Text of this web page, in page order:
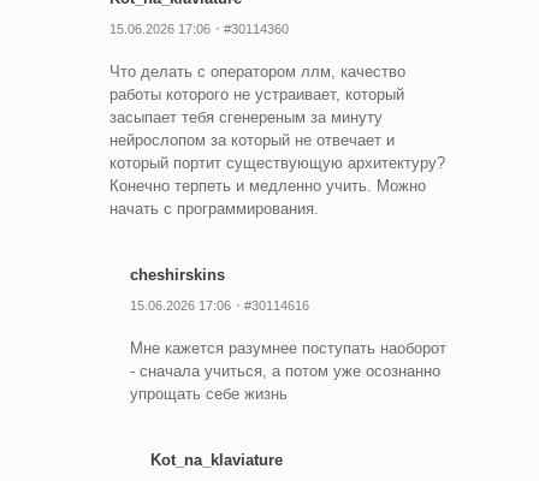
15.06.2026 17:06 #30114360
Что делать с оператором ллм, качество
работы которого не устраивает, который
засыпает тебя сгенереным за минуту
нейрослопом за который не отвечает и
который портит существующую архитектуру?
Конечно терпеть и медленно учить. Можно
начать с программирования.
cheshirskins
15.06.2026 17:06 #30114616
Мне кажется разумнее поступать наоборот
- сначала учиться, а потом уже осознанно
упрощать себе жизнь
Kot_na_klaviature